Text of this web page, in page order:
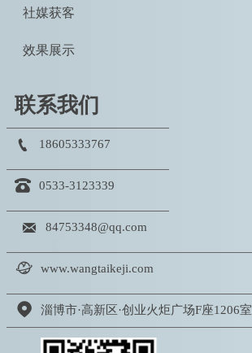
社媒获客
效果展示
联系我们
 18605333767
 0533-3123339
 84753348@qq.com
 www.wangtaikeji.com
 淄博市·高新区·创业火炬广场F座1206室